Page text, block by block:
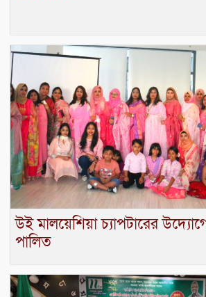
উই মালয়েশিয়া চ্যাপটারের
পালিত